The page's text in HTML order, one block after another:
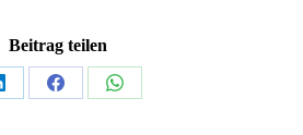
Beitrag teilen
Teilen
Teilen